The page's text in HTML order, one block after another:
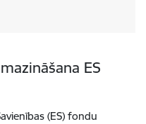
ES
(ES) fondu